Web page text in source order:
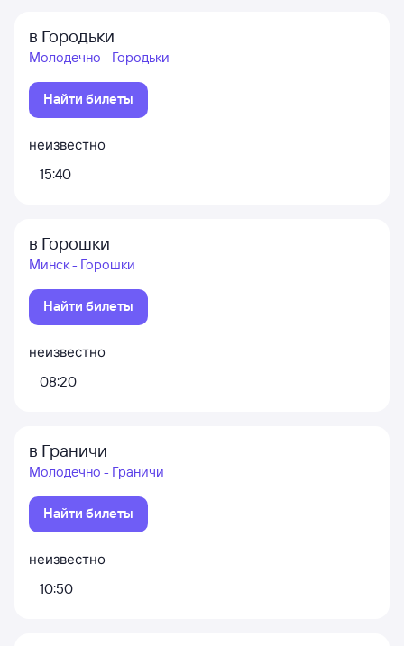
в Городьки
Молодечно - Городьки
Найти билеты
неизвестно
15:40
в Горошки
Минск - Горошки
Найти билеты
неизвестно
08:20
в Граничи
Молодечно - Граничи
Найти билеты
неизвестно
10:50